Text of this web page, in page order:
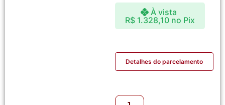
À vista
R$1.328,10 no Pix
Detalhes do parcelamento